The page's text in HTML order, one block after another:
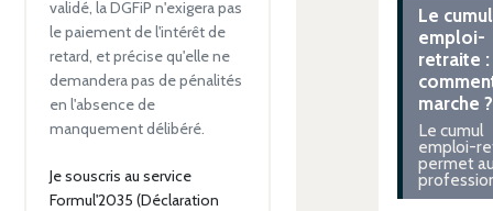
validé, la DGFiP n'exigera pas
le paiement de l'intérêt de
retard, et précise qu'elle ne
demandera pas de pénalités
en l'absence de
manquement délibéré.
Je souscris au service
Formul'2035 (Déclaration
Le cumul
emploi-
retraite :
marche ?
Le cumul
emploi-
permet